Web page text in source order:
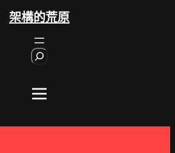
架構的荒原